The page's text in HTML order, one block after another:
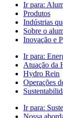
Ir para:
Produtos
Indústrias
Sobre o
Inovação e
Ir para:
Atuação da
Hydro Rein
Operações
Ir para:
Nossa